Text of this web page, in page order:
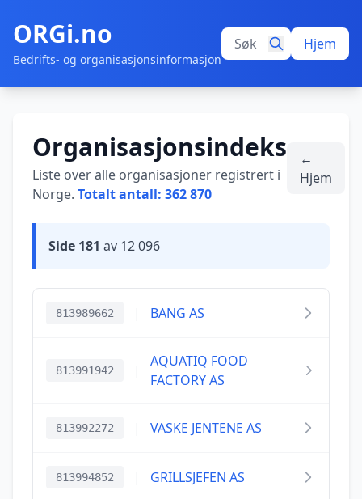
ORGi.no
Bedrifts- og organisasjonsinformasjon
Hjem
Organisasjonsindeks
Liste over alle organisasjoner registrert i
Norge. Totalt antall: 362 870
←
Hjem
Side 181 av 12 096
813989662 | BANG AS
813991942 |
AQUATIQ FOOD
FACTORY AS
813992272 | VASKE JENTENE AS
813994852 | GRILLSJEFEN AS